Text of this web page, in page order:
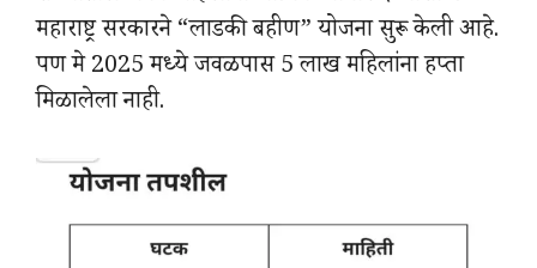
महाराष्ट्र सरकारने “लाडकी बहीण” योजना सुरू केली आहे.
पण मे 2025 मध्ये जवळपास 5 लाख महिलांना हप्ता
मिळालेला नाही.